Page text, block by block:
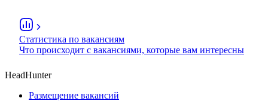
Статистика по вакансиям
Что происходит с вакансиями, которые вам интересны
HeadHunter
Размещение вакансий